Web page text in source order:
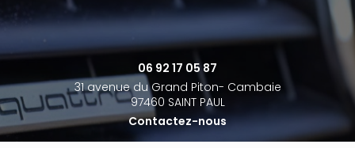
06 92 17 05 87
31 avenue du Grand Piton- Cambaie
97460 SAINT PAUL
Contactez-nous